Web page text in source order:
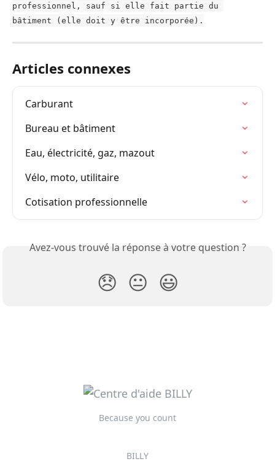
professionnel, sauf si elle fait partie du
bâtiment (elle doit y être incorporée).
Articles connexes
Carburant
Bureau et bâtiment
Eau, électricité, gaz, mazout
Vélo, moto, utilitaire
Cotisation professionnelle
Avez-vous trouvé la réponse à votre question ?
😞 😐 😃
Because you count
BILLY